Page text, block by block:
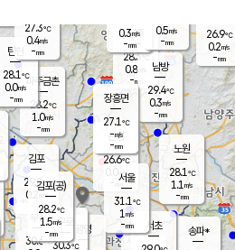
양주
28.3℃
0.8
-mm
파주금촌
28.2℃
1.0m/s
-mm
26.9℃
0.2m/s
-mm
탄현
28.1℃
0.0m/s
-mm
김포
29.0℃
0.2 m/s
mm
광명
부천
30.6℃
구로
30.3℃
은평
26.6℃
0.0 m/s
- mm
노원
28.1℃
1.1 m/s
-mm
송파*
서초
남방
29.4℃
0.3m/s
-mm
장흥면
27.1℃
-m/s
-mm
0.3m/s
-mm
김포(공)
28.2℃
1.5m/s
-mm
서울
31.1℃
1 m/s
-mm
27.3℃
0.4m/s
-mm
0.5m/s
-mm